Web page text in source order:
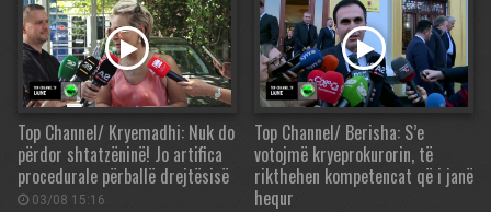
Top Channel/ Kryemadhi: Nuk do
përdor shtatzëninë! Jo artifica
procedurale përballë drejtësisë
03/08 15:16
Top Channel/ Berisha: S’e
votojmë kryeprokurorin, të
rikthehen kompetencat që i janë
hequr